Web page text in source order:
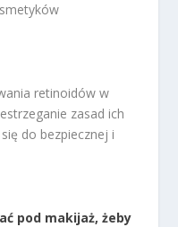
retinoidów w
zasad ich
do bezpiecznej i
pod makijaż, żeby